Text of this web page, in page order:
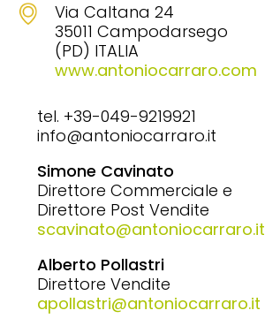
Via Caltana 24
35011 Campodarsego
(PD) ITALIA
www.antoniocarraro.com
tel. +39-049-9219921
info@antoniocarraro.it
Simone Cavinato
Direttore Commerciale e
Direttore Post Vendite
scavinato@antoniocarraro.it
Alberto Pollastri
Direttore Vendite
apollastri@antoniocarraro.it